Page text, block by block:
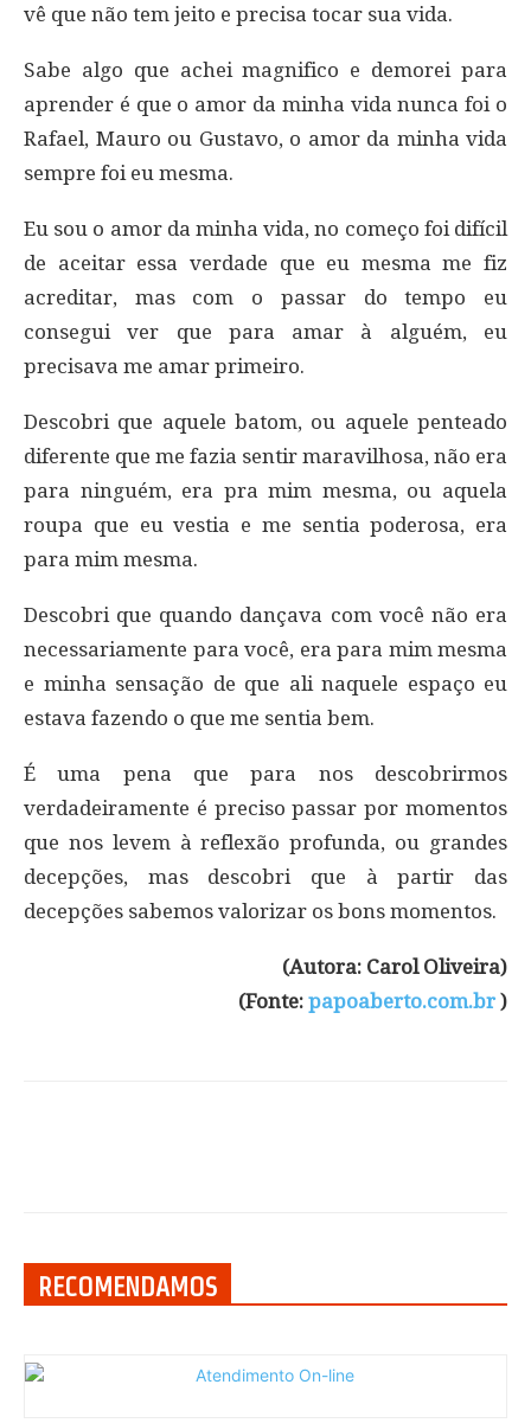
vê que não tem jeito e precisa tocar sua vida.
Sabe algo que achei magnifico e demorei para
aprender é que o amor da minha vida nunca foi o
Rafael, Mauro ou Gustavo, o amor da minha vida
sempre foi eu mesma.
Eu sou o amor da minha vida, no começo foi difícil
de aceitar essa verdade que eu mesma me fiz
acreditar, mas com o passar do tempo eu
consegui ver que para amar à alguém, eu
precisava me amar primeiro.
Descobri que aquele batom, ou aquele penteado
diferente que me fazia sentir maravilhosa, não era
para ninguém, era pra mim mesma, ou aquela
roupa que eu vestia e me sentia poderosa, era
para mim mesma.
Descobri que quando dançava com você não era
necessariamente para você, era para mim mesma
e minha sensação de que ali naquele espaço eu
estava fazendo o que me sentia bem.
É uma pena que para nos descobrirmos
verdadeiramente é preciso passar por momentos
que nos levem à reflexão profunda, ou grandes
decepções, mas descobri que à partir das
decepções sabemos valorizar os bons momentos.
(Autora: Carol Oliveira)
(Fonte: papoaberto.com.br )
RECOMENDAMOS